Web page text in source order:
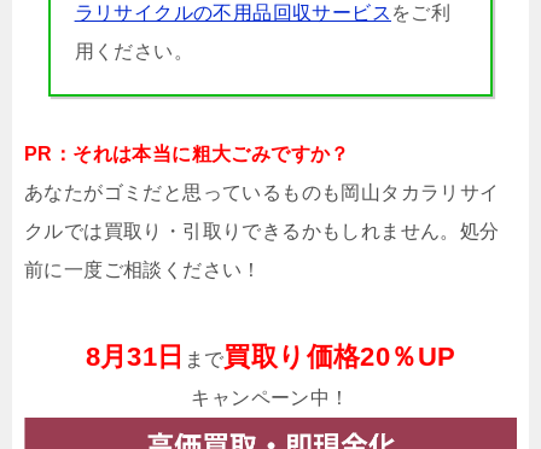
ラリサイクルの不用品回収サービス をご利
用ください。
PR：それは本当に粗大ごみですか？
あなたがゴミだと思っているものも岡山タカラリサイ
クルでは買取り・引取りできるかもしれません。処分
前に一度ご相談ください！
8月31日 まで買取り価格20％UP
キャンペーン中！